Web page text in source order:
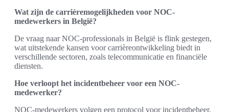
Wat zijn de carrièremogelijkheden voor NOC-
medewerkers in België?
De vraag naar NOC-professionals in België is flink gestegen,
wat uitstekende kansen voor carrièreontwikkeling biedt in
verschillende sectoren, zoals telecommunicatie en financiële
diensten.
Hoe verloopt het incidentbeheer voor een NOC-
medewerker?
NOC-medewerkers volgen een protocol voor incidentbeheer,